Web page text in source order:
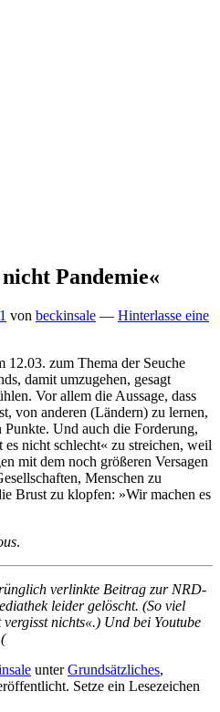
Pandemie«
von beckinsale — Hinterlasse eine
zum Thema der Seuche
damit umzugehen, gesagt
Vor allem die Aussage, dass
von anderen (Ländern) zu lernen,
Punkte. Und auch die Forderung,
nicht schlecht« zu streichen, weil
mit dem noch größeren Versagen
Menschen zu
Brust zu klopfen: »Wir machen es
.
verlinkte Beitrag zur NRD-
leider gelöscht. (So viel
nichts«.) Und bei Youtube
unterGrundsätzliches,
Setze ein Lesezeichen